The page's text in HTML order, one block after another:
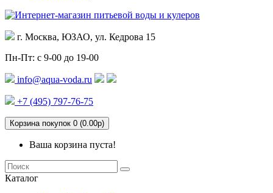
г. Москва, ЮЗАО, ул. Кедрова 15
Пн-Пт: с 9-00 до 19-00
info@aqua-voda.ru
+7 (495) 797-76-75
Корзина покупок 0 (0.00р)
Ваша корзина пуста!
Каталог